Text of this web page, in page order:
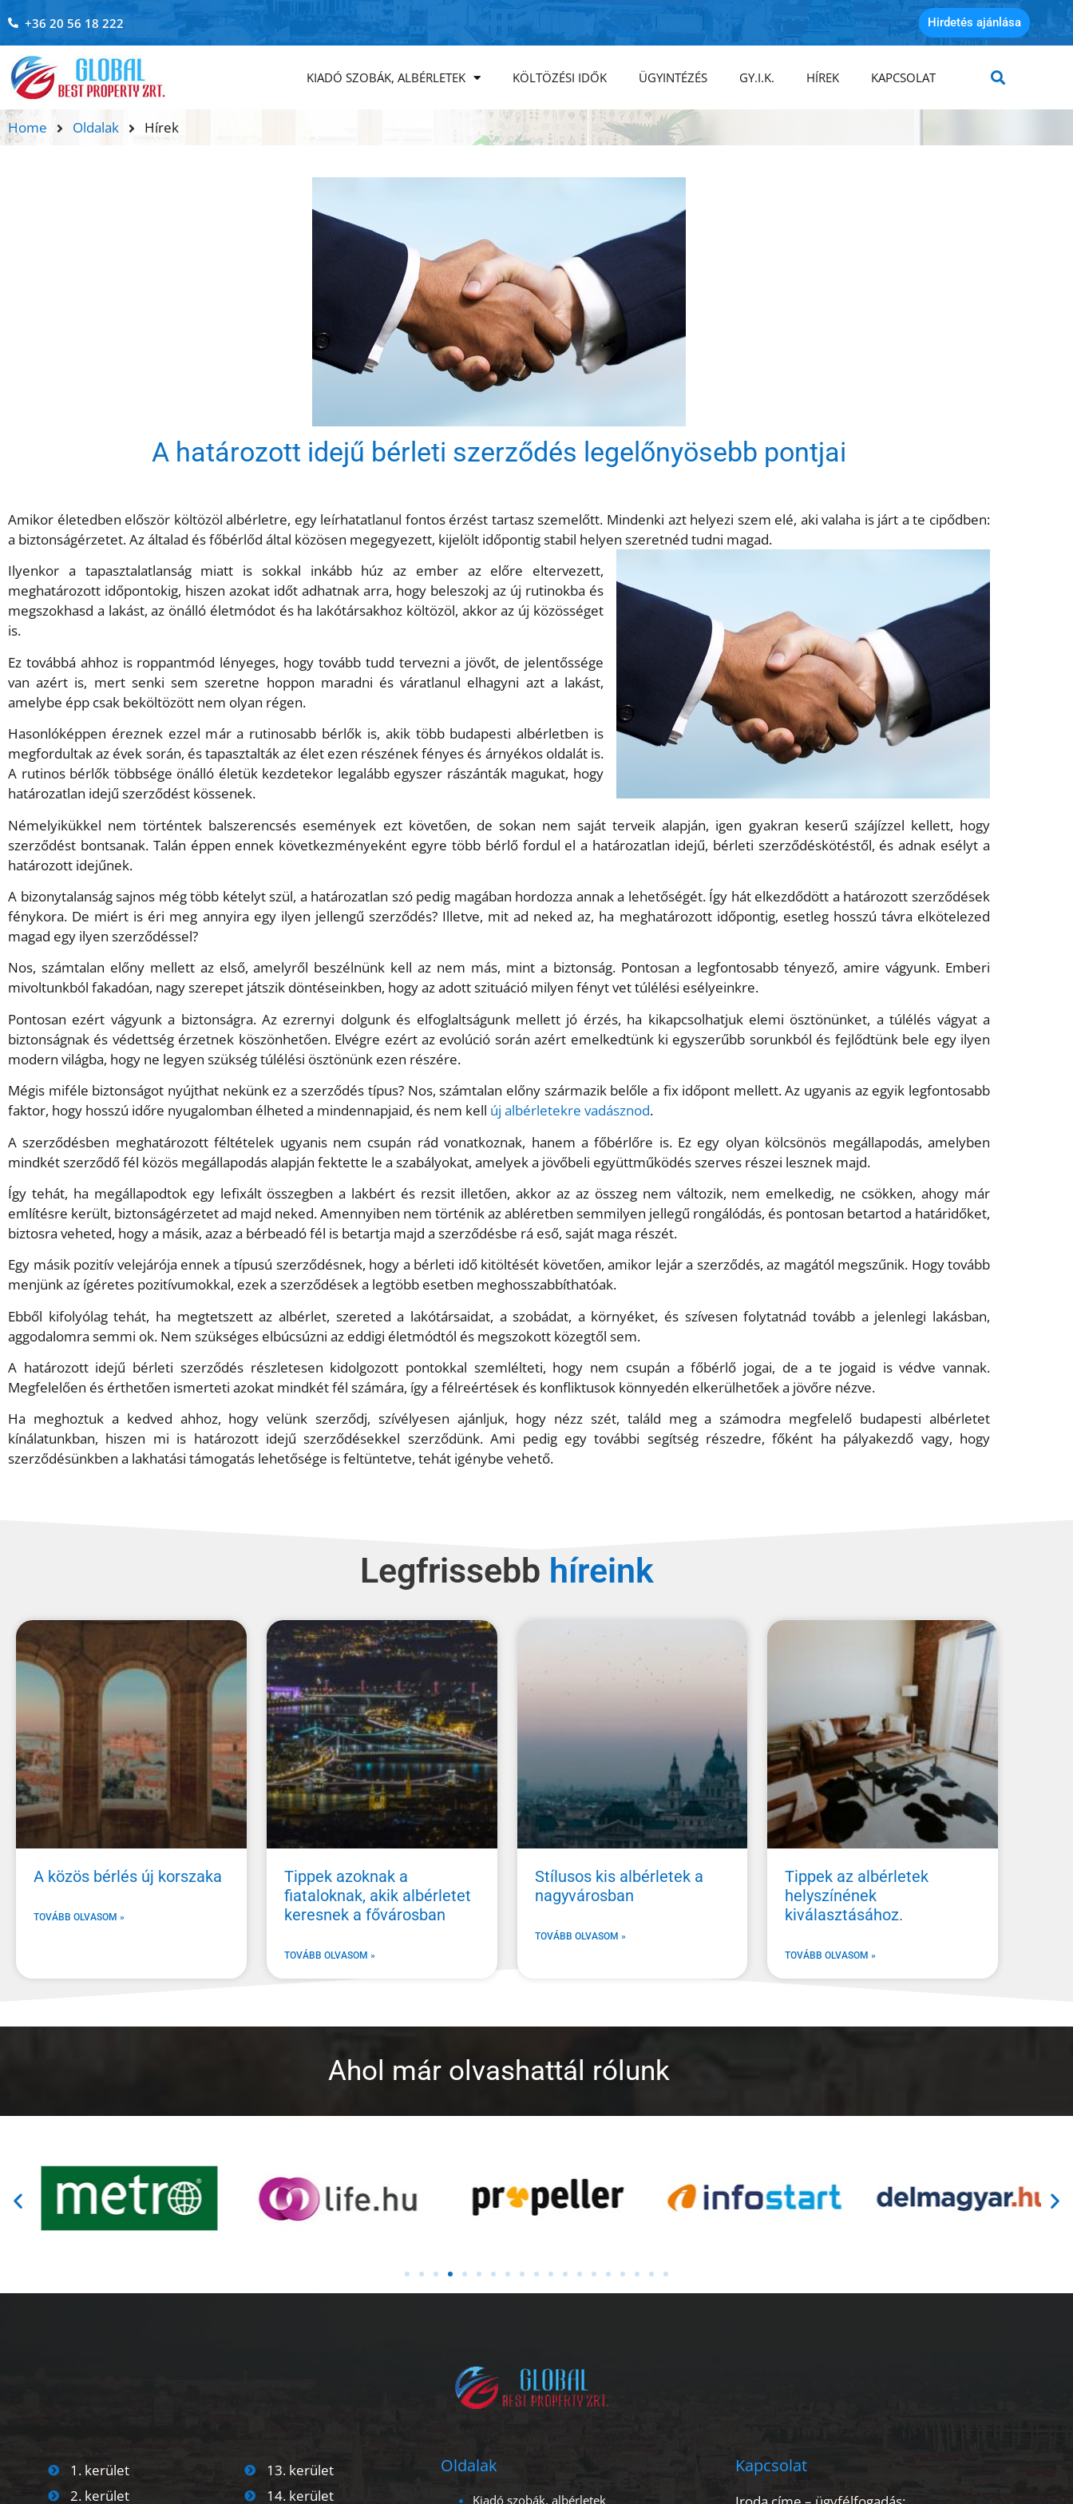
+36 20 56 18 222 Hirdetés ajánlása
KIADÓ SZOBÁK, ALBÉRLETEK KÖLTÖZÉSI IDŐK ÜGYINTÉZÉS GY.I.K. HÍREK KAPCSOLAT
Home Oldalak Hírek
A határozott idejű bérleti szerződés legelőnyösebb pontjai
Amikor életedben először költözöl albérletre, egy leírhatatlanul fontos érzést tartasz szemelőtt. Mindenki azt helyezi szem elé, aki valaha is járt a te cipődben:
a biztonságérzetet. Az általad és főbérlőd által közösen megegyezett, kijelölt időpontig stabil helyen szeretnéd tudni magad.
Ilyenkor a tapasztalatlanság miatt is sokkal inkább húz az ember az előre eltervezett,
meghatározott időpontokig, hiszen azokat időt adhatnak arra, hogy beleszokj az új rutinokba és
megszokhasd a lakást, az önálló életmódot és ha lakótársakhoz költözöl, akkor az új közösséget
is.
Ez továbbá ahhoz is roppantmód lényeges, hogy tovább tudd tervezni a jövőt, de jelentőssége
van azért is, mert senki sem szeretne hoppon maradni és váratlanul elhagyni azt a lakást,
amelybe épp csak beköltözött nem olyan régen.
Hasonlóképpen éreznek ezzel már a rutinosabb bérlők is, akik több budapesti albérletben is
megfordultak az évek során, és tapasztalták az élet ezen részének fényes és árnyékos oldalát is.
A rutinos bérlők többsége önálló életük kezdetekor legalább egyszer rászánták magukat, hogy
határozatlan idejű szerződést kössenek.
Némelyikükkel nem történtek balszerencsés események ezt követően, de sokan nem saját terveik alapján, igen gyakran keserű szájízzel kellett, hogy
szerződést bontsanak. Talán éppen ennek következményeként egyre több bérlő fordul el a határozatlan idejű, bérleti szerződéskötéstől, és adnak esélyt a
határozott idejűnek.
A bizonytalanság sajnos még több kételyt szül, a határozatlan szó pedig magában hordozza annak a lehetőségét. Így hát elkezdődött a határozott szerződések
fénykora. De miért is éri meg annyira egy ilyen jellengű szerződés? Illetve, mit ad neked az, ha meghatározott időpontig, esetleg hosszú távra elkötelezed
magad egy ilyen szerződéssel?
Nos, számtalan előny mellett az első, amelyről beszélnünk kell az nem más, mint a biztonság. Pontosan a legfontosabb tényező, amire vágyunk. Emberi
mivoltunkból fakadóan, nagy szerepet játszik döntéseinkben, hogy az adott szituáció milyen fényt vet túlélési esélyeinkre.
Pontosan ezért vágyunk a biztonságra. Az ezrernyi dolgunk és elfoglaltságunk mellett jó érzés, ha kikapcsolhatjuk elemi ösztönünket, a túlélés vágyat a
biztonságnak és védettség érzetnek köszönhetően. Elvégre ezért az evolúció során azért emelkedtünk ki egyszerűbb sorunkból és fejlődtünk bele egy ilyen
modern világba, hogy ne legyen szükség túlélési ösztönünk ezen részére.
Mégis miféle biztonságot nyújthat nekünk ez a szerződés típus? Nos, számtalan előny származik belőle a fix időpont mellett. Az ugyanis az egyik legfontosabb
faktor, hogy hosszú időre nyugalomban élheted a mindennapjaid, és nem kell új albérletekre vadásznod.
A szerződésben meghatározott féltételek ugyanis nem csupán rád vonatkoznak, hanem a főbérlőre is. Ez egy olyan kölcsönös megállapodás, amelyben
mindkét szerződő fél közös megállapodás alapján fektette le a szabályokat, amelyek a jövőbeli együttműködés szerves részei lesznek majd.
Így tehát, ha megállapodtok egy lefixált összegben a lakbért és rezsit illetően, akkor az az összeg nem változik, nem emelkedig, ne csökken, ahogy már
említésre került, biztonságérzetet ad majd neked. Amennyiben nem történik az abléretben semmilyen jellegű rongálódás, és pontosan betartod a határidőket,
biztosra veheted, hogy a másik, azaz a bérbeadó fél is betartja majd a szerződésbe rá eső, saját maga részét.
Egy másik pozitív velejárója ennek a típusú szerződésnek, hogy a bérleti idő kitöltését követően, amikor lejár a szerződés, az magától megszűnik. Hogy tovább
menjünk az ígéretes pozitívumokkal, ezek a szerződések a legtöbb esetben meghosszabbíthatóak.
Ebből kifolyólag tehát, ha megtetszett az albérlet, szereted a lakótársaidat, a szobádat, a környéket, és szívesen folytatnád tovább a jelenlegi lakásban,
aggodalomra semmi ok. Nem szükséges elbúcsúzni az eddigi életmódtól és megszokott közegtől sem.
A határozott idejű bérleti szerződés részletesen kidolgozott pontokkal szemlélteti, hogy nem csupán a főbérlő jogai, de a te jogaid is védve vannak.
Megfelelően és érthetően ismerteti azokat mindkét fél számára, így a félreértések és konfliktusok könnyedén elkerülhetőek a jövőre nézve.
Ha meghoztuk a kedved ahhoz, hogy velünk szerződj, szívélyesen ajánljuk, hogy nézz szét, találd meg a számodra megfelelő budapesti albérletet
kínálatunkban, hiszen mi is határozott idejű szerződésekkel szerződünk. Ami pedig egy további segítség részedre, főként ha pályakezdő vagy, hogy
szerződésünkben a lakhatási támogatás lehetősége is feltüntetve, tehát igénybe vehető.
Legfrissebb
A közös bérlés új korszaka
TOVÁBB OLVASOM »
Tippek azoknak a
fiataloknak, akik albérletet
keresnek a fővárosban
TOVÁBB OLVASOM »
Stílusos kis albérletek a
nagyvárosban
TOVÁBB OLVASOM »
Tippek az albérletek
helyszínének
kiválasztásához.
TOVÁBB OLVASOM »
Ahol már olvashattál rólunk
1. kerület
2. kerület
13. kerület
14. kerület
Oldalak
Kiadó szobák, albérletek
Kapcsolat